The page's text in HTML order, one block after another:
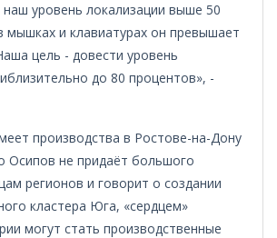
уровень локализации выше 50
мышках и клавиатурах он превышает
цель - довести уровень
до 80 процентов», -
производства в Ростове-на-Дону
Осипов не придаёт большого
регионов и говорит о создании
кластера Юга, «сердцем»
могут стать производственные